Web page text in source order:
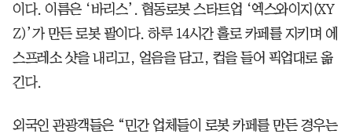
이다. 이름은 ‘바리스’. 협동로봇 스타트업 ‘엑스와이지(XY
Z)’가 만든 로봇 팔이다. 하루 14시간 홀로 카페를 지키며 에
스프레소 샷을 내리고, 얼음을 담고, 컵을 들어 픽업대로 옮
긴다.
외국인 관광객들은 “민간 업체들이 로봇 카페를 만든 경우는